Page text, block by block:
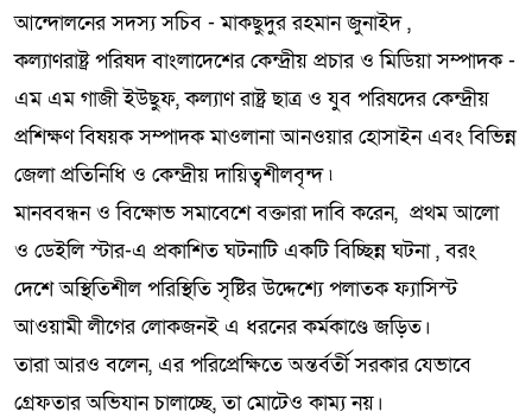
আন্দোলনের সদস্য সচিব - মাকছুদুর রহমান জুনাইদ ,
কল্যাণরাষ্ট্র পরিষদ বাংলাদেশের কেন্দ্রীয় প্রচার ও মিডিয়া সম্পাদক -
এম এম গাজী ইউছুফ, কল্যাণ রাষ্ট্র ছাত্র ও যুব পরিষদের কেন্দ্রীয়
প্রশিক্ষণ বিষয়ক সম্পাদক মাওলানা আনওয়ার হোসাইন এবং বিভিন্ন
জেলা প্রতিনিধি ও কেন্দ্রীয় দায়িত্বশীলবৃন্দ ৷
মানববন্ধন ও বিক্ষোভ সমাবেশে বক্তারা দাবি করেন, প্রথম আলো
ও ডেইলি স্টার-এ প্রকাশিত ঘটনাটি একটি বিচ্ছিন্ন ঘটনা , বরং
দেশে অস্থিতিশীল পরিস্থিতি সৃষ্টির উদ্দেশ্যে পলাতক ফ্যাসিস্ট
আওয়ামী লীগের লোকজনই এ ধরনের কর্মকাণ্ডে জড়িত।
তারা আরও বলেন, এর পরিপ্রেক্ষিতে অন্তর্বর্তী সরকার যেভাবে
গ্রেফতার অভিযান চালাচ্ছে, তা মোটেও কাম্য নয়।